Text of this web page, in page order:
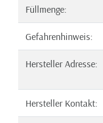
Füllmenge:
Gefahrenhinweis:
Hersteller Adresse:
Hersteller Kontakt: